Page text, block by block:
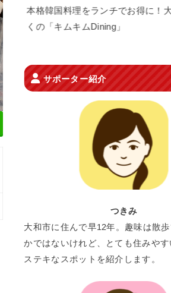
本格韓国料理をランチでお得に！
くの「キムキムDining」
サポーター紹介
つきみ
大和市に住んで早12年。趣味は散
かではないけれど、とても住みや
ステキなスポットを紹介します。